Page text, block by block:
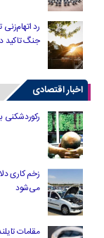
رد
جنگ تاکید
اخبار اقتصادی
رکوردشکنی بورس تهران
زخم کاری
می‌شود